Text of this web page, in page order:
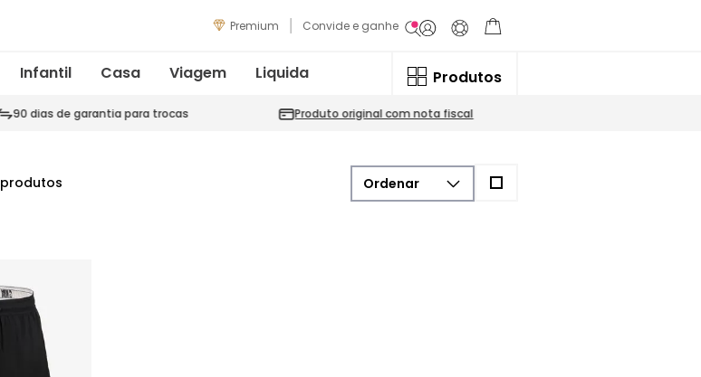
Premium Convide e ganhe
Infantil Casa Viagem Liquida Produtos
90 dias de garantia para trocas Produto original com nota fiscal
produtos